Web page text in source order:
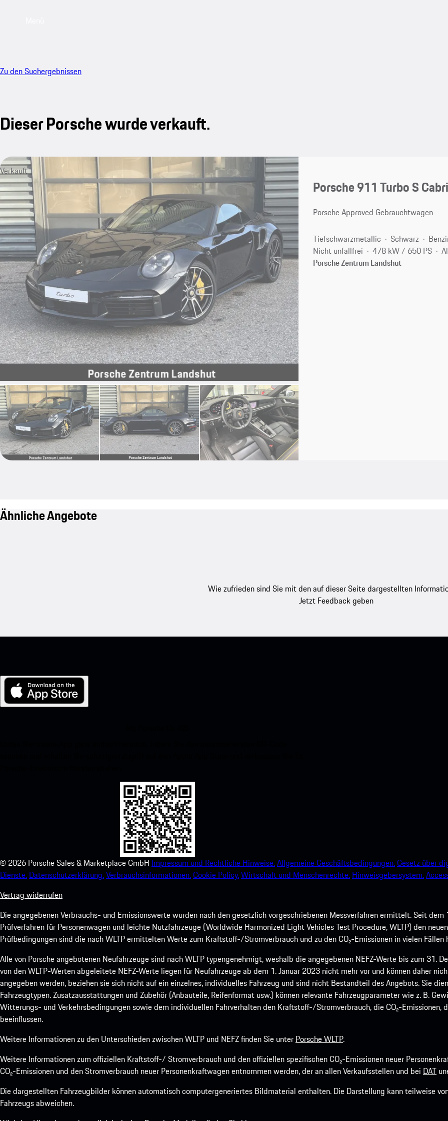
Zu den Suchergebnissen
Dieser Porsche wurde verkauft.
Verkauft
Porsche 911 Turbo S
Porsche Approved Gebrauchtwagen
Tiefschwarzmetallic Schwarz
Nicht unfallfrei
478 kW / 650 PS
Porsche Zentrum Landshut
Ähnliche Angebote
Wie zufrieden sind Sie mit den auf dieser Seite dargestellten
Jetzt Feedback geben
© 2026 Porsche Sales & Marketplace GmbH Impressum und Rechtliche Hinweise.Allgemeine Geschäftsbedingungen.Gesetz über
Dienste. Datenschutzerklärung.Verbrauchsinformationen.Cookie Policy.Wirtschaft und Menschenrechte. Hinweisgebersystem.
Vertrag widerrufen
Die angegebenen Verbrauchs- und Emissionswerte wurden nach den gesetzlich vorgeschriebenen Messverfahren ermittelt. Seit
Prüfverfahren für Personenwagen und leichte Nutzfahrzeuge (Worldwide Harmonized Light Vehicles Test Procedure, WLTP) den
Prüfbedingungen sind die nach WLTP ermittelten Werte zum Kraftstoff-/Stromverbrauch und zu den CO₂-Emissionen in vielen
Alle von Porsche angebotenen Neufahrzeuge sind nach WLTP typengenehmigt, weshalb die angegebenen NEFZ-Werte bis zum 31.
von den WLTP-Werten abgeleitete NEFZ-Werte liegen für Neufahrzeuge ab dem 1. Januar 2023 nicht mehr vor und können daher
angegeben werden, beziehen sie sich nicht auf ein einzelnes, individuelles Fahrzeug und sind nicht Bestandteil des Angebots. Sie
Fahrzeugtypen. Zusatzausstattungen und Zubehör (Anbauteile, Reifenformat usw.) können relevante Fahrzeugparameter wie z. B.
Witterungs- und Verkehrsbedingungen sowie dem individuellen Fahrverhalten den Kraftstoff-/Stromverbrauch, die CO₂-Emissionen,
beeinflussen.
Weitere Informationen zu den Unterschieden zwischen WLTP und NEFZ finden Sie unter Porsche WLTP.
Weitere Informationen zum offiziellen Kraftstoff-/ Stromverbrauch und den offiziellen spezifischen CO₂-Emissionen neuer
CO₂-Emissionen und den Stromverbrauch neuer Personenkraftwagen entnommen werden, der an allen Verkaufsstellen und bei DAT
Die dargestellten Fahrzeugbilder können automatisch computergeneriertes Bildmaterial enthalten. Die Darstellung kann teilweise
Fahrzeugs abweichen.